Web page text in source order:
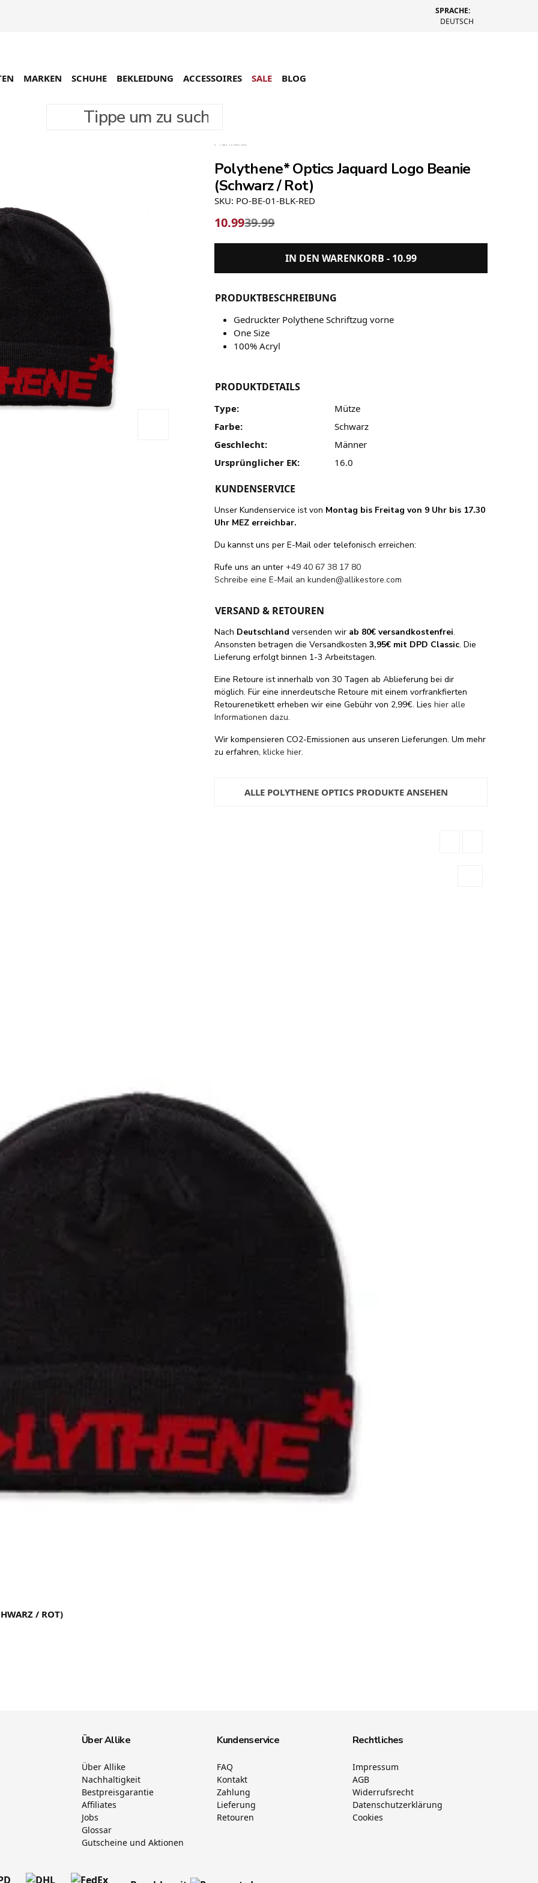
SPRACHE:
DEUTSCH
Tippe um zu suchen
MARKEN SCHUHE BEKLEIDUNG ACCESSOIRES SALE BLOG
Polythene* Optics Jaquard Logo Beanie
(Schwarz / Rot)
SKU: PO-BE-01-BLK-RED
10.9939.99
IN DEN WARENKORB - 10.99
PRODUKTBESCHREIBUNG
Gedruckter Polythene Schriftzug vorne
One Size
100% Acryl
PRODUKTDETAILS
Type:
Mütze
Farbe:
Schwarz
Geschlecht:
Männer
Ursprünglicher EK:
16.0
KUNDENSERVICE
Unser Kundenservice ist von Montag bis Freitag von 9 Uhr bis 17.30
Uhr MEZ erreichbar.
Du kannst uns per E-Mail oder telefonisch erreichen:
Rufe uns an unter+49 40 67 38 17 80
Schreibe eine E-Mail ankunden@allikestore.com
VERSAND & RETOUREN
Nach Deutschland versenden wir ab 80€ versandkostenfrei.
Ansonsten betragen die Versandkosten3,95€ mit DPD Classic. Die
Lieferung erfolgt binnen 1-3 Arbeitstagen.
Eine Retoure ist innerhalb von 30 Tagen ab Ablieferung bei dir
möglich. Für eine innerdeutsche Retoure mit einem vorfrankfierten
Retourenetikett erheben wir eine Gebühr von 2,99€. Lieshier alle
Informationen dazu.
Wir kompensieren CO2-Emissionen aus unseren Lieferungen. Um mehr
zu erfahren,klicke hier.
ALLE POLYTHENE OPTICS PRODUKTE ANSEHEN
/ ROT)
Über Allike
Über Allike
Nachhaltigkeit
Bestpreisgarantie
Affiliates
Jobs
Glossar
Gutscheine und Aktionen
Kundenservice
FAQ
Kontakt
Zahlung
Lieferung
Retouren
Rechtliches
Impressum
AGB
Widerrufsrecht
Datenschutzerklärung
Cookies